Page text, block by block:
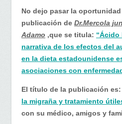
No dejo pasar la
publicación de Dr.Mercola
Adamo ,que se titula:
narrativa de los efectos del
en la dieta estadounidense
asociaciones con
El título de la publicación es:
la migraña y tratamiento
con su médico, amigos y